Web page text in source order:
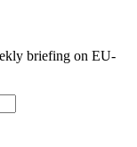
briefing on EU-